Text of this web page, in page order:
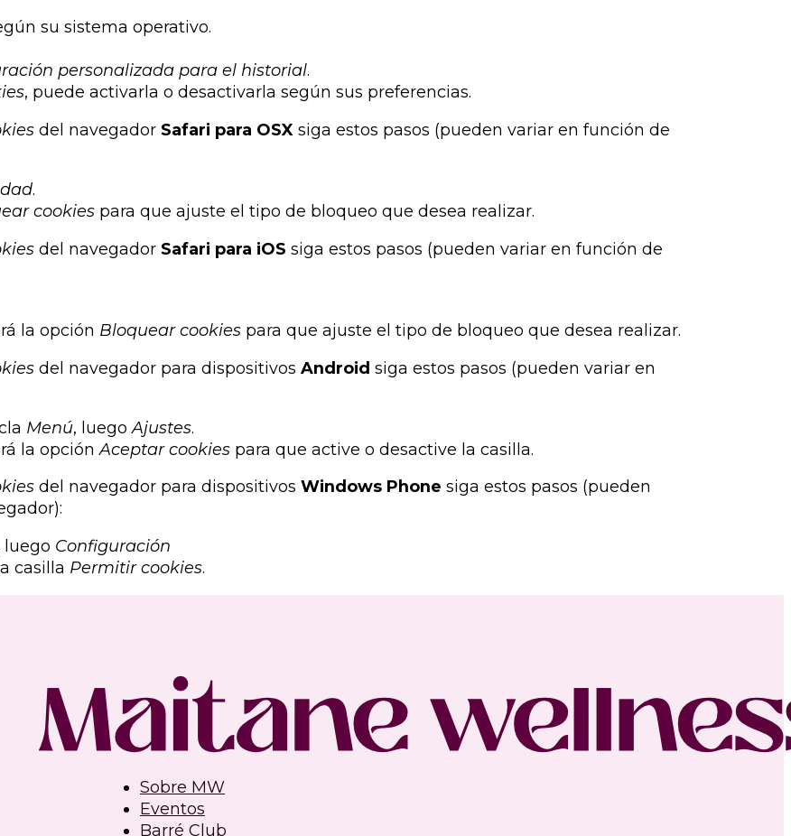
su sistema operativo.
personalizada para el historial.
, puede activarla o desactivarla según sus preferencias.
del navegador Safari para OSX siga estos pasos (pueden variar en función de
.
cookies para que ajuste el tipo de bloqueo que desea realizar.
del navegador Safari para iOS siga estos pasos (pueden variar en función de
la opción Bloquear cookies para que ajuste el tipo de bloqueo que desea realizar.
del navegador para dispositivos Android siga estos pasos (pueden variar en
Menú, luegoAjustes.
la opciónAceptar cookies para que active o desactive la casilla.
del navegador para dispositivos Windows Phone siga estos pasos (pueden
luego Configuración
casilla Permitir cookies.
Sobre MW
Eventos
Barré Club